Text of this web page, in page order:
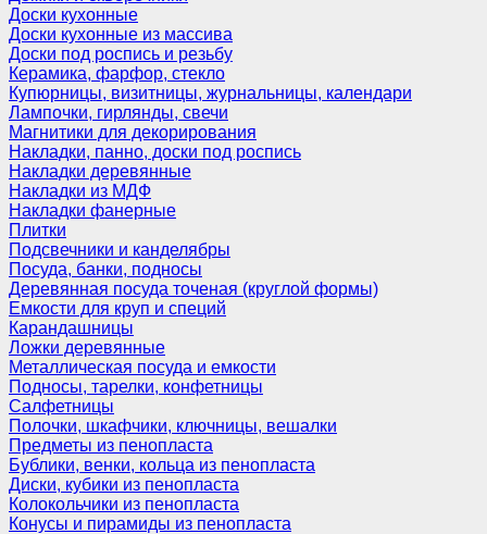
Доски кухонные
Доски кухонные из массива
Доски под роспись и резьбу
Керамика, фарфор, стекло
Купюрницы, визитницы, журнальницы, календари
Лампочки, гирлянды, свечи
Магнитики для декорирования
Накладки, панно, доски под роспись
Накладки деревянные
Накладки из МДФ
Накладки фанерные
Плитки
Подсвечники и канделябры
Посуда, банки, подносы
Деревянная посуда точеная (круглой формы)
Емкости для круп и специй
Карандашницы
Ложки деревянные
Металлическая посуда и емкости
Подносы, тарелки, конфетницы
Салфетницы
Полочки, шкафчики, ключницы, вешалки
Предметы из пенопласта
Бублики, венки, кольца из пенопласта
Диски, кубики из пенопласта
Колокольчики из пенопласта
Конусы и пирамиды из пенопласта